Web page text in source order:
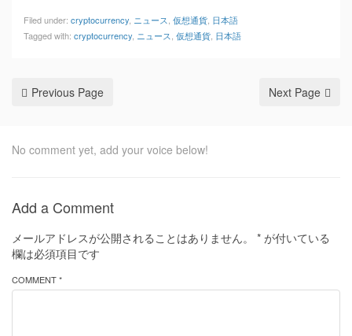
Filed under: cryptocurrency ニュース 仮想通貨 日本語
Tagged with: cryptocurrency ニュース 仮想通貨 日本語
Previous Page Next Page
No comment yet, add your voice below!
Add a Comment
メールアドレスが公開されることはありません。 * が付いている
欄は必須項目です
COMMENT *